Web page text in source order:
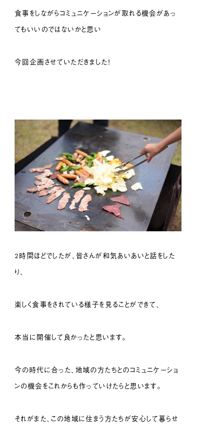
食事をしながらコミュニケーションが取れる機会があっ
てもいいのではないかと思い
今回企画させていただきました！
2時間ほどでしたが、皆さんが和気あいあいと話をした
り、
楽しく食事をされている様子を見ることができて、
本当に開催して良かったと思います。
今の時代に合った、地域の方たちとのコミュニケーショ
ンの機会をこれからも作っていけたらと思います。
それがまた、この地域に住まう方たちが安心して暮らせ